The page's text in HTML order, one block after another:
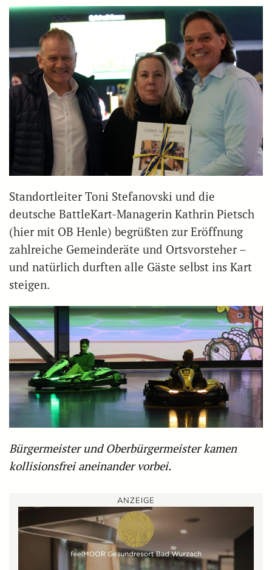
Standortleiter Toni Stefanovski und die
deutsche BattleKart-Managerin Kathrin Pietsch
(hier mit OB Henle) begrüßten zur Eröffnung
zahlreiche Gemeinderäte und Ortsvorsteher –
und natürlich durften alle Gäste selbst ins Kart
steigen.
Bürgermeister und Oberbürgermeister kamen
kollisionsfrei aneinander vorbei.
ANZEIGE